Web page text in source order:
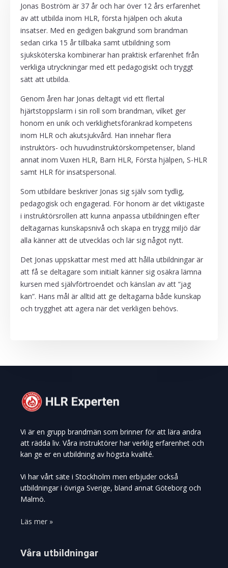
Jonas Boström är 37 år och har över 12 års erfarenhet
av att utbilda inom HLR, första hjälpen och akuta
insatser. Med en gedigen bakgrund som brandman
sedan cirka 15 år tillbaka samt utbildning som
sjuksköterska kombinerar han praktisk erfarenhet från
verkliga utryckningar med ett pedagogiskt och tryggt
sätt att utbilda.
Genom åren har Jonas deltagit vid ett flertal
hjärtstoppslarm i sin roll som brandman, vilket ger
honom en unik och verklighetsförankrad kompetens
inom HLR och akutsjukvård. Han innehar flera
instruktörs- och huvudinstruktörskompetenser, bland
annat inom Vuxen HLR, Barn HLR, Första hjälpen, S-HLR
samt HLR för insatspersonal.
Som utbildare beskriver Jonas sig själv som tydlig,
pedagogisk och engagerad. För honom är det viktigaste
i instruktörsrollen att kunna anpassa utbildningen efter
deltagarnas kunskapsnivå och skapa en trygg miljö där
alla känner att de utvecklas och lär sig något nytt.
Det Jonas uppskattar mest med att hålla utbildningar är
att få se deltagare som initialt känner sig osäkra lämna
kursen med självförtroendet och känslan av att “jag
kan”. Hans mål är alltid att ge deltagarna både kunskap
och trygghet att agera när det verkligen behövs.
Vi är en grupp brandmän som brinner för att lära andra
att rädda liv. Våra instruktörer har verklig erfarenhet och
kan ge er en utbildning av högsta kvalité.
Vi har vårt säte i Stockholm men erbjuder också
utbildningar i övriga Sverige, bland annat Göteborg och
Malmö.
Läs mer »
Våra utbildningar